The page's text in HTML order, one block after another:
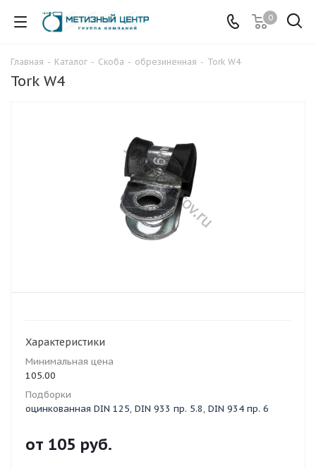
0
Главная - Каталог - Скоба - обрезиненная - Tork W4
Tork W4
Характеристики
Минимальная цена
105.00
Подборки
оцинкованная DIN 125, DIN 933 пр. 5.8, DIN 934 пр. 6
от 105 руб.